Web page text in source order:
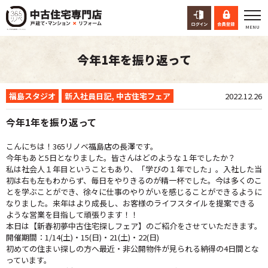
今年1年を振り返って
福島スタジオ 新入社員日記, 中古住宅フェア 2022.12.26
今年1年を振り返って
こんにちは！365リノベ福島店の長澤です。
今年もあと5日となりました。皆さんはどのような１年でしたか？
私は社会人１年目ということもあり、「学びの１年でした」。入社した当
初は右も左もわからず、毎日をやりきるのが精一杯でした。今は多くのこ
とを学ぶことができ、徐々に仕事のやりがいを感じることができるように
なりました。来年はより成長し、お客様のライフスタイルを提案できる
ような営業を目指して頑張ります！！
本日は【新春初夢中古住宅探しフェア】のご紹介をさせていただきます。
開催期間：1/14(土)・15(日)・21(土)・22(日)
初めての住まい探しの方へ最近・非公開物件が見られる納得の4日間とな
っています。